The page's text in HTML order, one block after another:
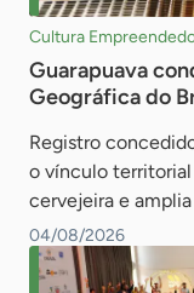
Cultura
Guarapuava
Geográfica do
Registro
o vínculo
cervejeira e
04/08/2026